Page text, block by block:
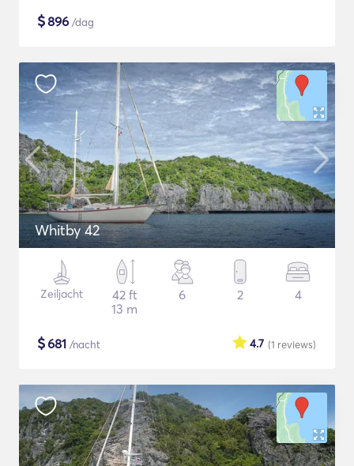
$896 /dag
Whitby 42
Zeiljacht
42 ft
13 m
6 2 4
$681 /nacht (1 reviews)
4.7